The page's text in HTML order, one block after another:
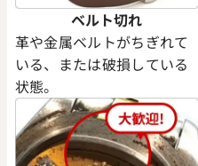
電話で聞く
ベルト切れ
革や金属ベルトがちぎれて
いる、または破損している
状態。